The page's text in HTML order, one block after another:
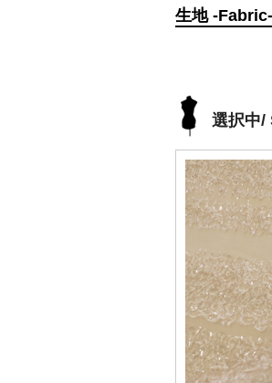
生地 -Fabric-
選択中/